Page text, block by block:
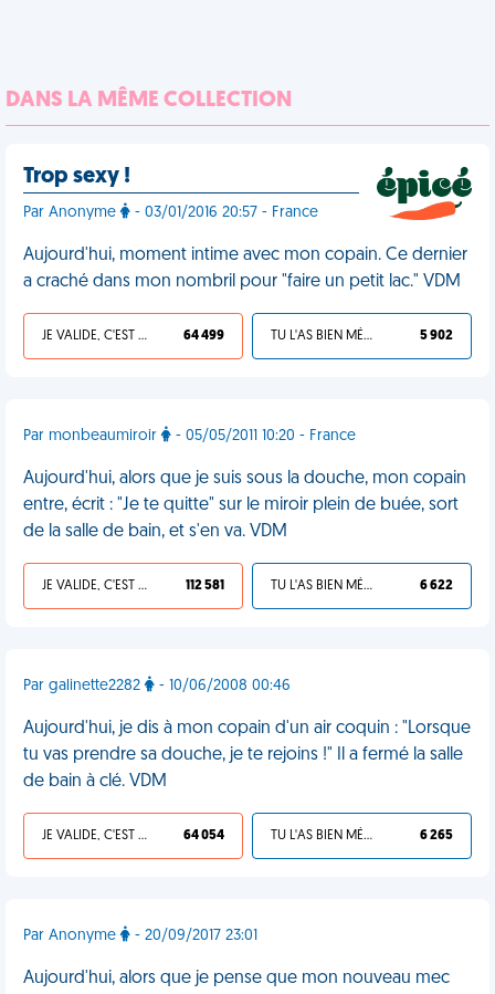
DANS LA MÊME COLLECTION
Trop sexy !
Par Anonyme - 03/01/2016 20:57 - France
Aujourd'hui, moment intime avec mon copain. Ce dernier
a craché dans mon nombril pour "faire un petit lac." VDM
JE VALIDE, C'EST UNE VDM 64 499 TU L'AS BIEN MÉRITÉ 5 902
Par monbeaumiroir - 05/05/2011 10:20 - France
Aujourd'hui, alors que je suis sous la douche, mon copain
entre, écrit : "Je te quitte" sur le miroir plein de buée, sort
de la salle de bain, et s'en va. VDM
JE VALIDE, C'EST UNE VDM 112 581 TU L'AS BIEN MÉRITÉ 6 622
Par galinette2282 - 10/06/2008 00:46
Aujourd'hui, je dis à mon copain d'un air coquin : "Lorsque
tu vas prendre sa douche, je te rejoins !" Il a fermé la salle
de bain à clé. VDM
JE VALIDE, C'EST UNE VDM 64 054 TU L'AS BIEN MÉRITÉ 6 265
Par Anonyme - 20/09/2017 23:01
Aujourd'hui, alors que je pense que mon nouveau mec